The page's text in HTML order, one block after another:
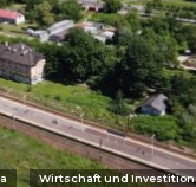
Wirtschaft und Investition